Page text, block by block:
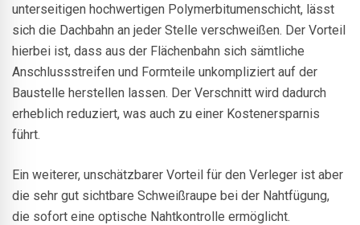
unterseitigen hochwertigen Polymerbitumenschicht, lässt
sich die Dachbahn an jeder Stelle verschweißen. Der Vorteil
hierbei ist, dass aus der Flächenbahn sich sämtliche
Anschlussstreifen und Formteile unkompliziert auf der
Baustelle herstellen lassen. Der Verschnitt wird dadurch
erheblich reduziert, was auch zu einer Kostenersparnis
führt.
Ein weiterer, unschätzbarer Vorteil für den Verleger ist aber
die sehr gut sichtbare Schweißraupe bei der Nahtfügung,
die sofort eine optische Nahtkontrolle ermöglicht.